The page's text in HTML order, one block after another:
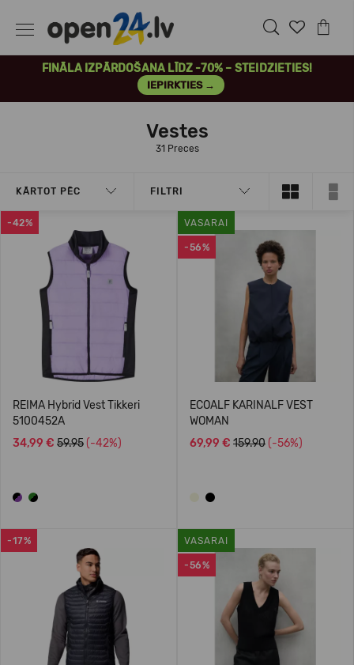
FINĀLA IZPĀRDOŠANA LĪDZ -70% – STEIDZIETIES!
IEPIRKTIES →
Vestes
31 Preces
KĀRTOT PĒC FILTRI
-42%
REIMA Hybrid Vest Tikkeri
5100452A
34,99 € 59.95 (-42%)
-56%
VASARAI
ECOALF KARINALF VEST
WOMAN
69,99 € 159.90 (-56%)
-17%
-56%
VASARAI